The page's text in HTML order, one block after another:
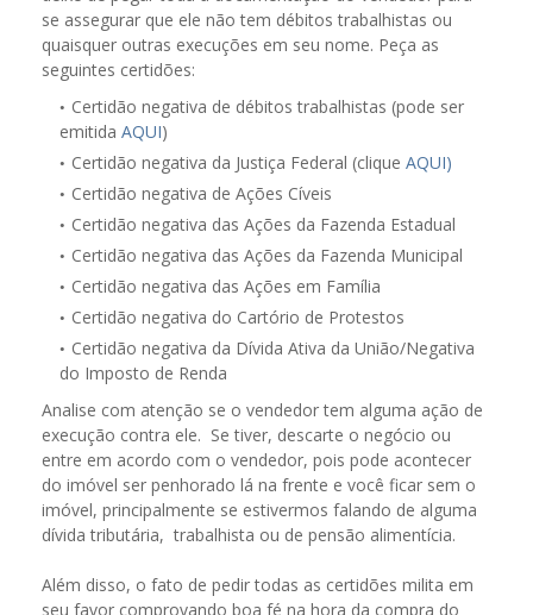
se assegurar que ele não tem débitos trabalhistas ou
quaisquer outras execuções em seu nome. Peça as
seguintes certidões:
Certidão negativa de débitos trabalhistas (pode ser
emitida AQUI)
Certidão negativa da Justiça Federal (clique AQUI)
Certidão negativa de Ações Cíveis
Certidão negativa das Ações da Fazenda Estadual
Certidão negativa das Ações da Fazenda Municipal
Certidão negativa das Ações em Família
Certidão negativa do Cartório de Protestos
Certidão negativa da Dívida Ativa da União/Negativa
do Imposto de Renda
Analise com atenção se o vendedor tem alguma ação de
execução contra ele. Se tiver, descarte o negócio ou
entre em acordo com o vendedor, pois pode acontecer
do imóvel ser penhorado lá na frente e você ficar sem o
imóvel, principalmente se estivermos falando de alguma
dívida tributária, trabalhista ou de pensão alimentícia.
Além disso, o fato de pedir todas as certidões milita em
seu favor comprovando boa fé na hora da compra do